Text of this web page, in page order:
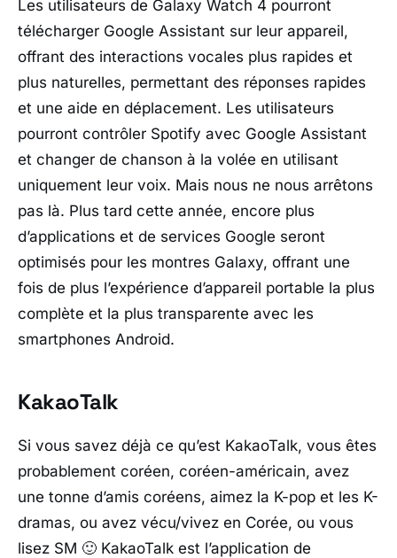
Les utilisateurs de Galaxy Watch 4 pourront
télécharger Google Assistant sur leur appareil,
offrant des interactions vocales plus rapides et
plus naturelles, permettant des réponses rapides
et une aide en déplacement. Les utilisateurs
pourront contrôler Spotify avec Google Assistant
et changer de chanson à la volée en utilisant
uniquement leur voix. Mais nous ne nous arrêtons
pas là. Plus tard cette année, encore plus
d’applications et de services Google seront
optimisés pour les montres Galaxy, offrant une
fois de plus l’expérience d’appareil portable la plus
complète et la plus transparente avec les
smartphones Android.
KakaoTalk
Si vous savez déjà ce qu’est KakaoTalk, vous êtes
probablement coréen, coréen-américain, avez
une tonne d’amis coréens, aimez la K-pop et les K-
dramas, ou avez vécu/vivez en Corée, ou vous
lisez SM 🙂 KakaoTalk est l’application de